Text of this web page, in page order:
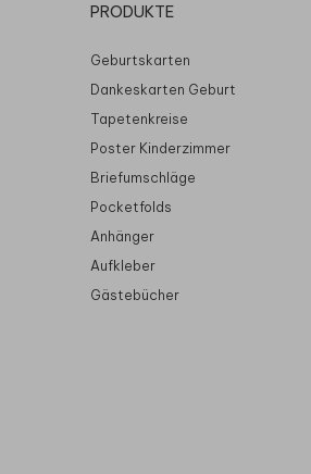
PRODUKTE
Geburtskarten
Dankeskarten Geburt
Tapetenkreise
Poster Kinderzimmer
Briefumschläge
Pocketfolds
Anhänger
Aufkleber
Gästebücher